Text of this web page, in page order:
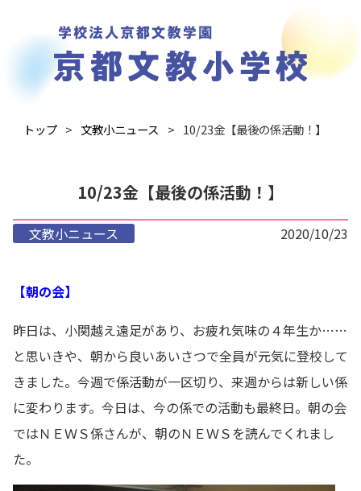
トップ 文教小ニュース 10/23金【最後の係活動！】
10/23金【最後の係活動！】
文教小ニュース 2020/10/23
【朝の会】
昨日は、小関越え遠足があり、お疲れ気味の４年生か……
と思いきや、朝から良いあいさつで全員が元気に登校して
きました。今週で係活動が一区切り、来週からは新しい係
に変わります。今日は、今の係での活動も最終日。朝の会
ではＮＥＷＳ係さんが、朝のＮＥＷＳを読んでくれまし
た。